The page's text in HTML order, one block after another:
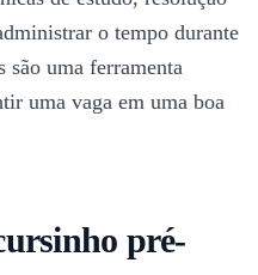
o tempo durante
são uma ferramenta
uma vaga em uma boa
pré-